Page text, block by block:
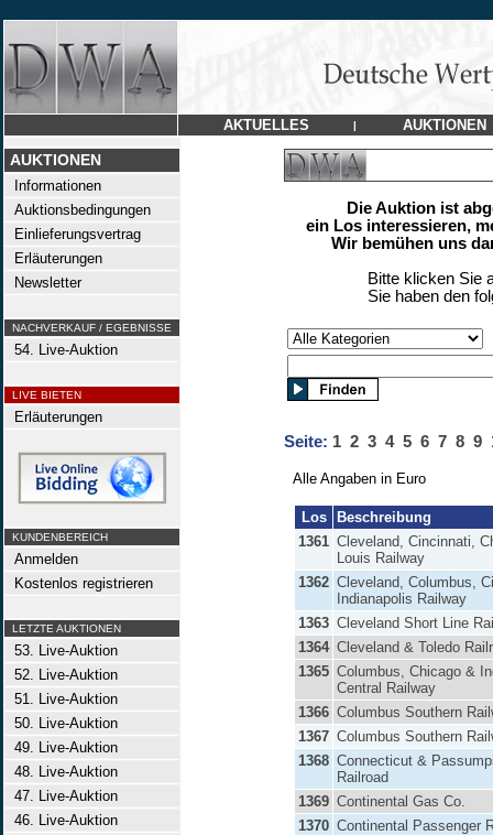
AKTUELLES | AUKTIONEN
AUKTIONEN
Informationen
Auktionsbedingungen
Einlieferungsvertrag
Erläuterungen
Newsletter
NACHVERKAUF / EGEBNISSE
54. Live-Auktion
LIVE BIETEN
Erläuterungen
KUNDENBEREICH
Anmelden
Kostenlos registrieren
LETZTE AUKTIONEN
53. Live-Auktion
52. Live-Auktion
51. Live-Auktion
50. Live-Auktion
49. Live-Auktion
48. Live-Auktion
47. Live-Auktion
46. Live-Auktion
Die Auktion ist
ein Los interessieren,
Wir bemühen uns
Bitte klicken Sie
Sie haben den
Seite: 1 2 3 4 5 6 7 8 9
Alle Angaben in Euro
Los
Beschreibung
1361 Cleveland, Cincinnati,
Louis Railway
1362 Cleveland, Columbus,
Indianapolis Railway
1363 Cleveland Short Line
1364 Cleveland & Toledo
1365 Columbus, Chicago &
Central Railway
1366 Columbus Southern
1367 Columbus Southern
1368 Connecticut &
Railroad
1369 Continental Gas Co.
1370 Continental Passenger